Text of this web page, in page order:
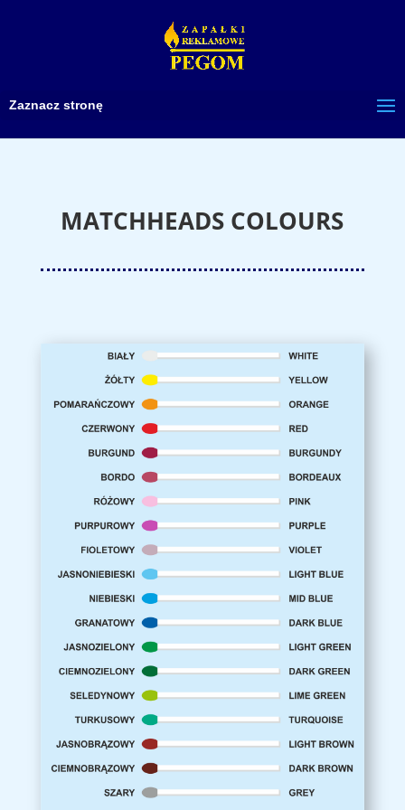
Zaznacz stronę
MATCHHEADS COLOURS